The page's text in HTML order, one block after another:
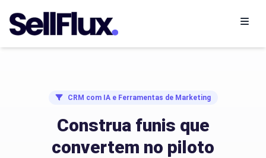
CRM com IA e Ferramentas de Marketing
Construa funis que
convertem no piloto